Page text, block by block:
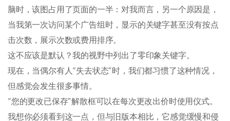
脑时，该图占用了页面的一半：对我而言，另一个原因是，
当我第一次访问某个广告组时，显示的关键字甚至没有按点
击次数，展示次数或费用排序。
这不应该是默认？我的视野中列出了零印象关键字。
现在，当偶尔有人“失去状态”时，我们都习惯了这种情况，
但感觉会发生很多事情。
“您的更改已保存”解散框可以在每次更改出价时使用仪式。
我想你必须看到这一点，但与旧版本相比，它感觉缓慢和侵